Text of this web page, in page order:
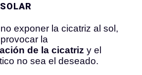
exponer la cicatriz al sol,
la
de la cicatriz y el
no sea el deseado.